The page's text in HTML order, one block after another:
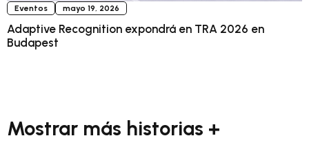
Eventos mayo 19, 2026
Adaptive Recognition expondrá en TRA 2026 en
Budapest
Mostrar más historias +